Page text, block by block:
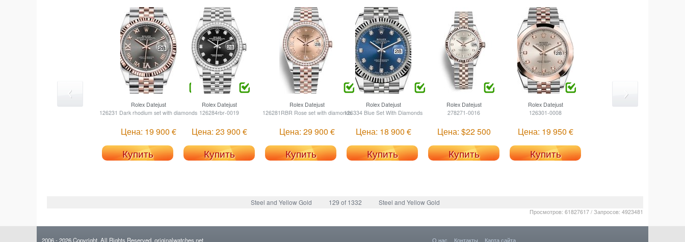
RolexDatejust
126231 Dark rhodium set with diamonds
Цена: 19 900 €
Купить
RolexDatejust
126284rbr-0019
Цена: 23 900 €
Купить
Rolex Datejust
126281RBR Rose set with diamonds
Цена: 29 900 €
Купить
RolexDatejust
126334 Blue Set With Diamonds
Цена: 18 900 €
Купить
RolexDatejust
278271-0016
Цена: $22 500
Купить
RolexDatejust
126301-0008
Цена: 19 950 €
Купить
Steel and Yellow Gold 129 of 1332 Steel and Yellow Gold
Просмотров: 61827617 / Запросов: 4923481
2006- 2026Copyright. All Rights Reserved. originalwatches.net О нас Контакты Карта сайта